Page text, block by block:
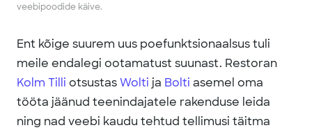
veebipoodide käive.
Ent kõige suurem uus poefunktsionaalsus tuli
meile endalegi ootamatust suunast. Restoran
Kolm Tilli otsustasWolti ja Bolti asemel oma
tööta jäänud teenindajatele rakenduse leida
ning nad veebi kaudu tehtud tellimusi täitma